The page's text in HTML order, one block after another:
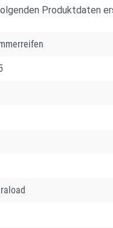
Produktdaten